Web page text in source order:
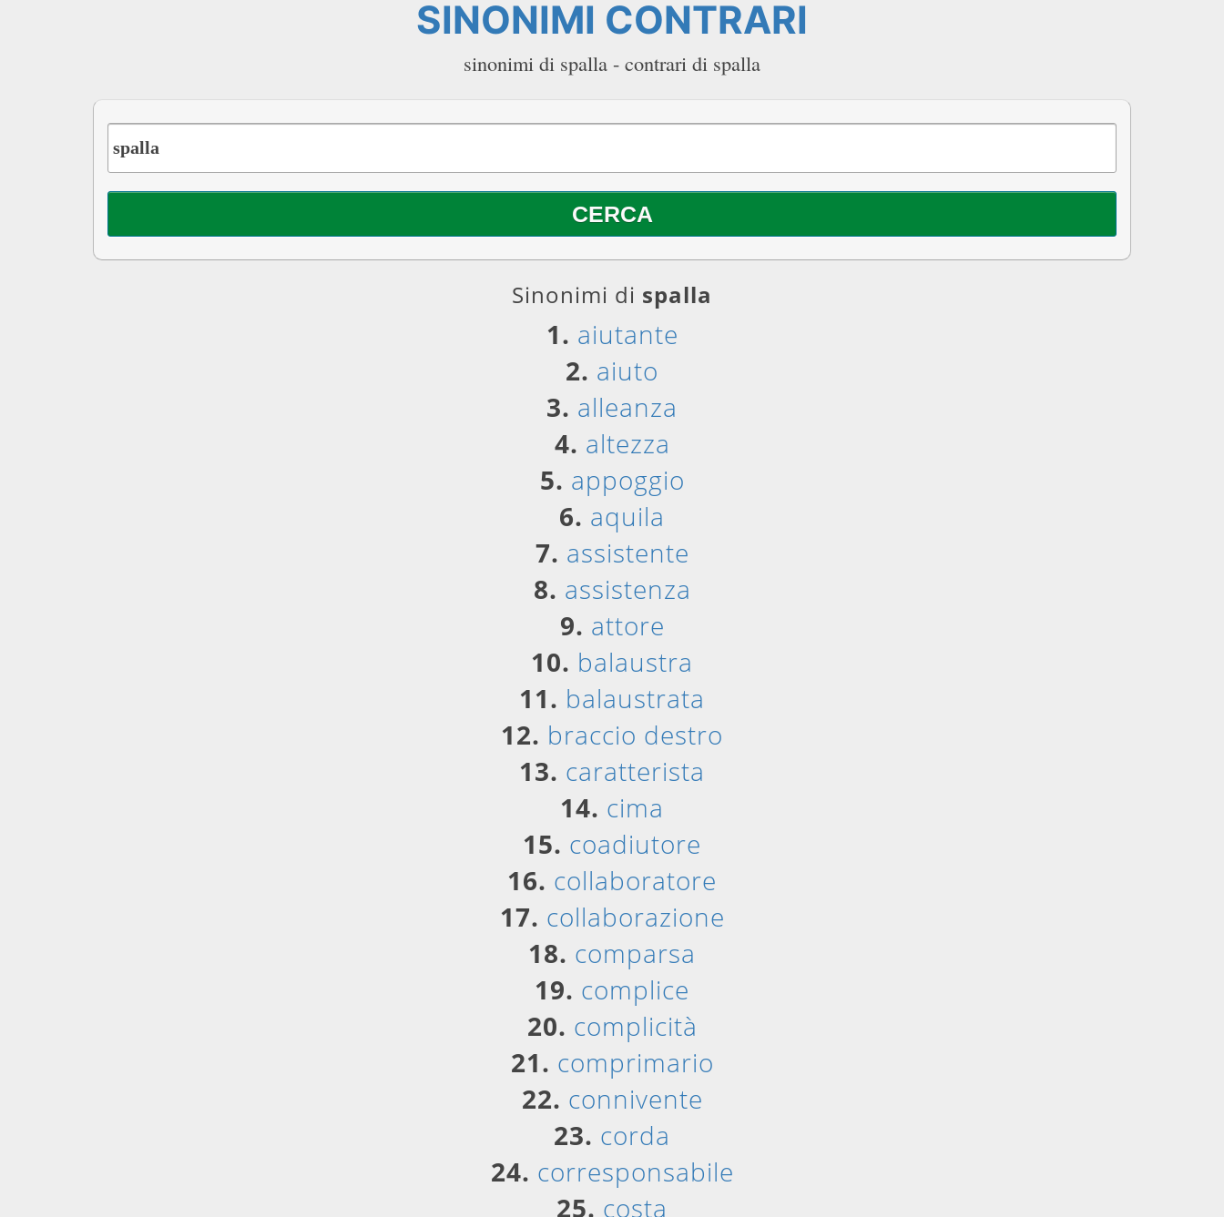
SINONIMI CONTRARI
sinonimi di spalla - contrari di spalla
Sinonimi di spalla
1. aiutante
2. aiuto
3. alleanza
4. altezza
5. appoggio
6. aquila
7. assistente
8. assistenza
9. attore
10. balaustra
11. balaustrata
12. braccio destro
13. caratterista
14. cima
15. coadiutore
16. collaboratore
17. collaborazione
18. comparsa
19. complice
20. complicità
21. comprimario
22. connivente
23. corda
24. corresponsabile
25. costa